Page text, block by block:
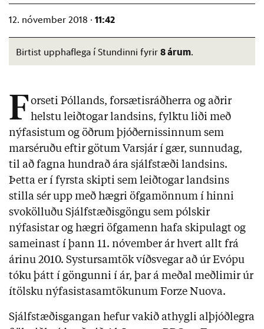
12. nóvember 2018 · 11:42
Birtist upphaflega í Stundinni fyrir 8 árum.
Forseti Póllands, forsætisráðherra og aðrir
helstu leiðtogar landsins, fylktu liði með
nýfasistum og öðrum þjóðernissinnum sem
marséruðu eftir götum Varsjár í gær, sunnudag,
til að fagna hundrað ára sjálfstæði landsins.
Þetta er í fyrsta skipti sem leiðtogar landsins
stilla sér upp með hægri öfgamönnum í hinni
svokölluðu Sjálfstæðisgöngu sem pólskir
nýfasistar og hægri öfgamenn hafa skipulagt og
sameinast í þann 11. nóvember ár hvert allt frá
árinu 2010. Systursamtök víðsvegar að úr Evópu
tóku þátt í göngunni í ár, þar á meðal meðlimir úr
ítölsku nýfasistasamtökunum Forze Nuova.
Sjálfstæðisgangan hefur vakið athygli alþjóðlegra